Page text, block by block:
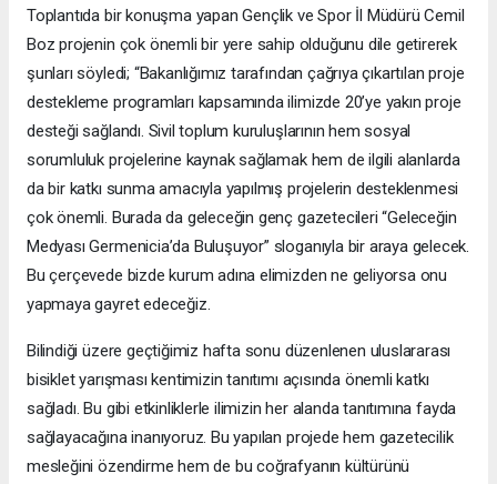
Toplantıda bir konuşma yapan Gençlik ve Spor İl Müdürü Cemil
Boz projenin çok önemli bir yere sahip olduğunu dile getirerek
şunları söyledi; “Bakanlığımız tarafından çağrıya çıkartılan proje
destekleme programları kapsamında ilimizde 20’ye yakın proje
desteği sağlandı. Sivil toplum kuruluşlarının hem sosyal
sorumluluk projelerine kaynak sağlamak hem de ilgili alanlarda
da bir katkı sunma amacıyla yapılmış projelerin desteklenmesi
çok önemli. Burada da geleceğin genç gazetecileri “Geleceğin
Medyası Germenicia’da Buluşuyor” sloganıyla bir araya gelecek.
Bu çerçevede bizde kurum adına elimizden ne geliyorsa onu
yapmaya gayret edeceğiz.
Bilindiği üzere geçtiğimiz hafta sonu düzenlenen uluslararası
bisiklet yarışması kentimizin tanıtımı açısında önemli katkı
sağladı. Bu gibi etkinliklerle ilimizin her alanda tanıtımına fayda
sağlayacağına inanıyoruz. Bu yapılan projede hem gazetecilik
mesleğini özendirme hem de bu coğrafyanın kültürünü